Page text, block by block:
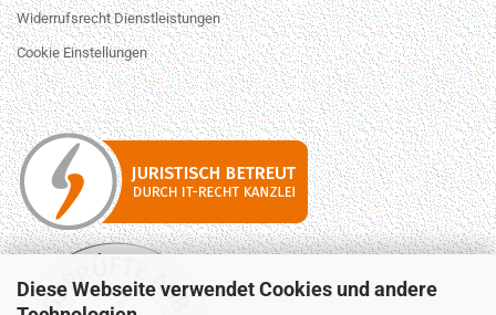
Diese Webseite verwendet Cookies und andere
Widerrufsrecht Dienstleistungen
Cookie Einstellungen